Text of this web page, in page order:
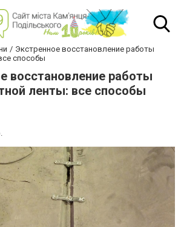
Экстренное восстановление работы
способы
восстановление работы
ленты: все способы